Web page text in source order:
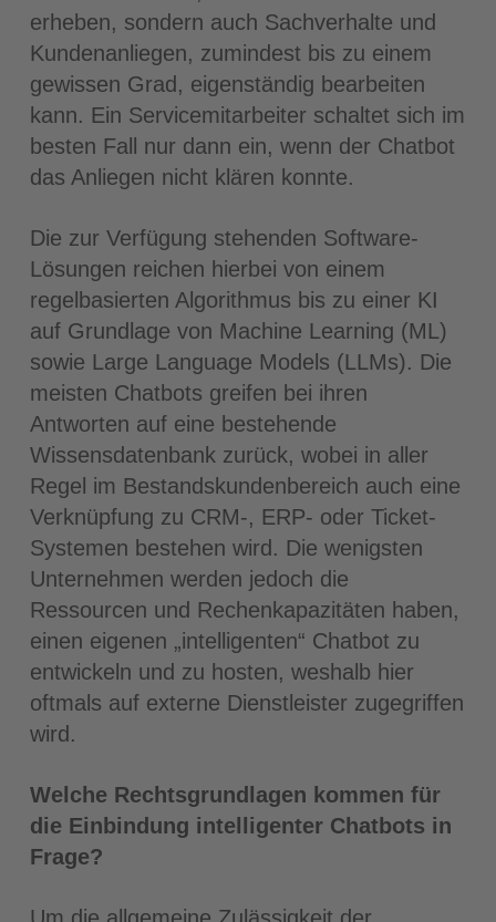
erheben, sondern auch Sachverhalte und
Kundenanliegen, zumindest bis zu einem
gewissen Grad, eigenständig bearbeiten
kann. Ein Servicemitarbeiter schaltet sich im
besten Fall nur dann ein, wenn der Chatbot
das Anliegen nicht klären konnte.
Die zur Verfügung stehenden Software-
Lösungen reichen hierbei von einem
regelbasierten Algorithmus bis zu einer KI
auf Grundlage von Machine Learning (ML)
sowie Large Language Models (LLMs). Die
meisten Chatbots greifen bei ihren
Antworten auf eine bestehende
Wissensdatenbank zurück, wobei in aller
Regel im Bestandskundenbereich auch eine
Verknüpfung zu CRM-, ERP- oder Ticket-
Systemen bestehen wird. Die wenigsten
Unternehmen werden jedoch die
Ressourcen und Rechenkapazitäten haben,
einen eigenen „intelligenten“ Chatbot zu
entwickeln und zu hosten, weshalb hier
oftmals auf externe Dienstleister zugegriffen
wird.
Welche Rechtsgrundlagen kommen für
die Einbindung intelligenter Chatbots in
Frage?